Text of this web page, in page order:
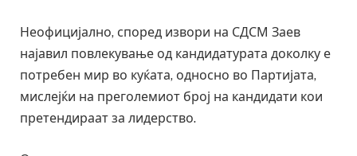
Неофицијално, според извори на СДСМ Заев
најавил повлекување од кандидатурата доколку е
потребен мир во куќата, односно во Партијата,
мислејќи на преголемиот број на кандидати кои
претендираат за лидерство.